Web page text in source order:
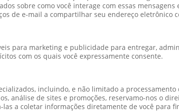
sobre como você interage com essas
de e-mail a compartilhar seu endereço eletrônico
para marketing e publicidade para entregar,
com os quais você expressamente consente.
incluindo, e não limitado a
análise de sites e promoções, reservamo-nos o
a coletar informações diretamente de você para